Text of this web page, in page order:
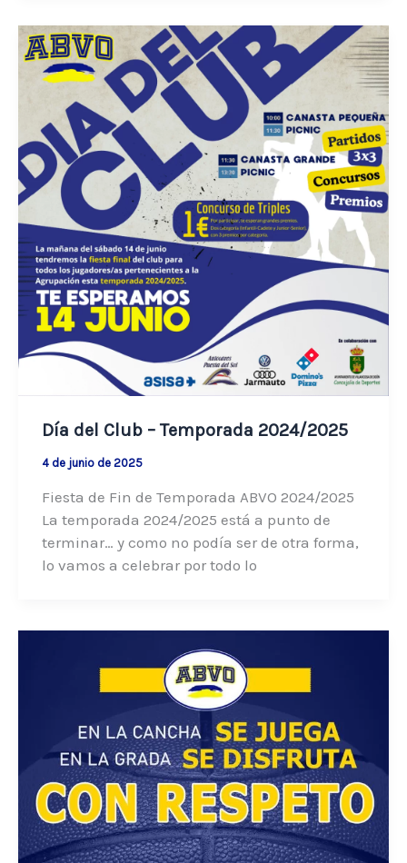
Día del Club – Temporada 2024/2025
4 de junio de 2025
Fiesta de Fin de Temporada ABVO 2024/2025
La temporada 2024/2025 está a punto de
terminar… y como no podía ser de otra forma,
lo vamos a celebrar por todo lo